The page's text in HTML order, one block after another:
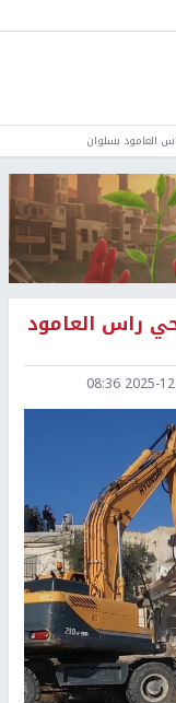
العامود بسلوان
راس العامود
2025-12-22